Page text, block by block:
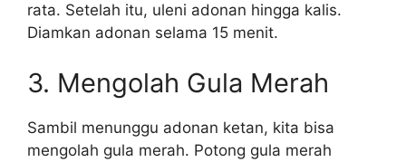
rata. Setelah itu, uleni adonan hingga kalis.
Diamkan adonan selama 15 menit.
3. Mengolah Gula Merah
Sambil menunggu adonan ketan, kita bisa
mengolah gula merah. Potong gula merah